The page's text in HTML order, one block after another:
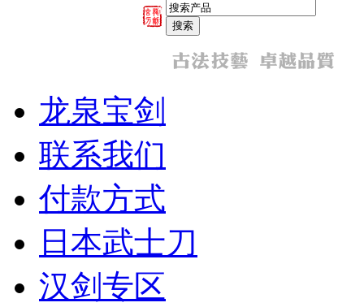
龙泉宝剑
联系我们
付款方式
日本武士刀
汉剑专区